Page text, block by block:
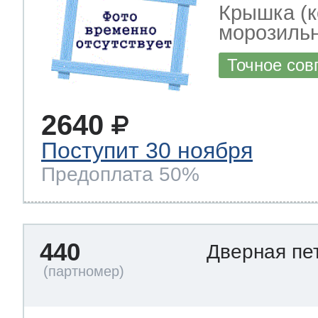
Крышка
Точное
2640
Поступит 30 ноября
Предоплата 50%
440 Дверная